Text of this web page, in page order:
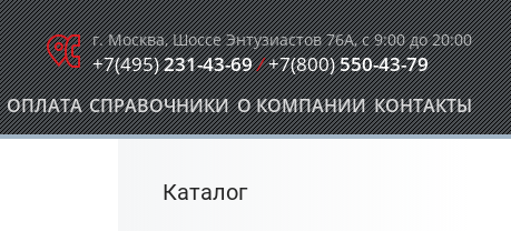
г. Москва, Шоссе Энтузиастов 76А, с 9:00 до 20:00
+7(495)231-43-69/+7(800)550-43-79
ОПЛАТА СПРАВОЧНИКИ О КОМПАНИИ КОНТАКТЫ
Каталог